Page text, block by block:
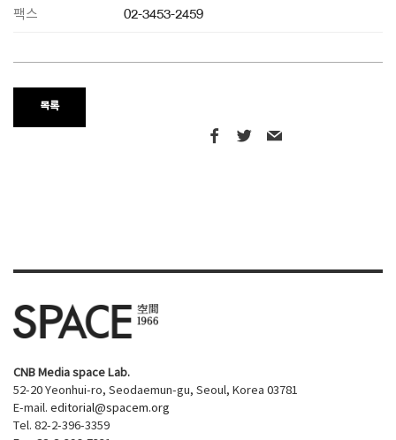
팩스 02-3453-2459
목록
CNB Media space Lab.
52-20 Yeonhui-ro, Seodaemun-gu, Seoul, Korea 03781
E-mail. editorial@spacem.org
Tel. 82-2-396-3359